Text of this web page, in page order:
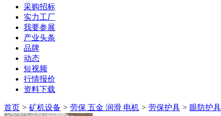
采购招标
实力工厂
我要参展
产业头条
品牌
动态
短视频
行情报价
资料下载
首页 > 矿机设备 > 劳保 五金 润滑 电机 > 劳保护具 > 眼防护具